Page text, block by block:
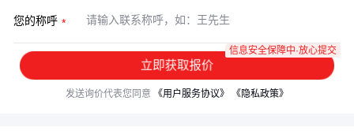
您的称呼
立即获取报价
信息安全保障中·放心提交
发送询价代表您同意 《用户服务协议》 《隐私政策》